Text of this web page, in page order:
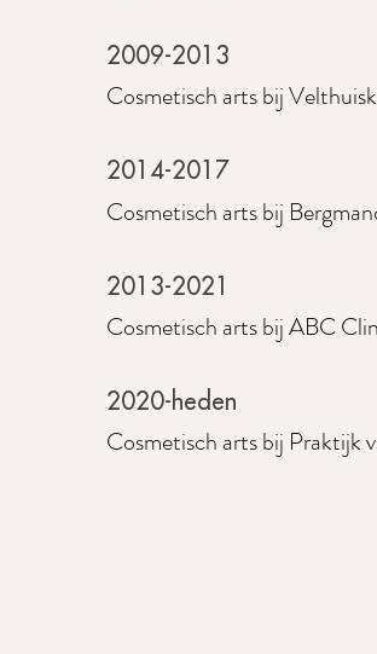
2009-2013
Cosmetisch arts bij
2014-2017
Cosmetisch arts bij
2013-2021
Cosmetisch arts bij ABC
2020-heden
Cosmetisch arts bij Praktijk